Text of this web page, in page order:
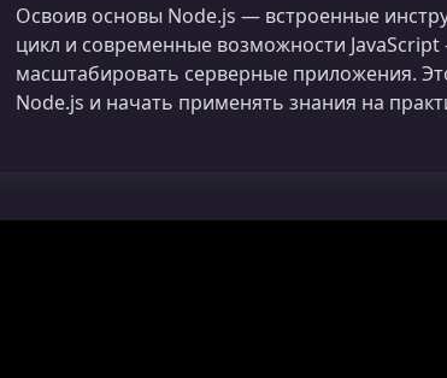
Освоив основы Node.js — встроенные
цикл и современные возможности
масштабировать серверные приложения.
Node.js и начать применять знания на